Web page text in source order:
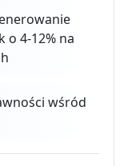
o 4-12% na
wśród